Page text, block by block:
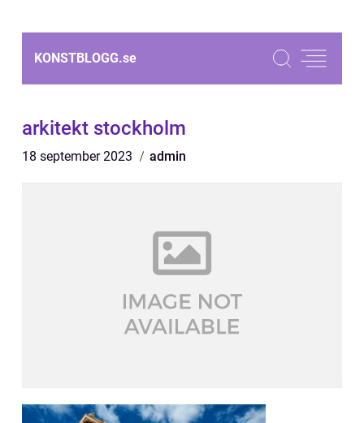
KONSTBLOGG.se
arkitekt stockholm
18 september 2023 admin